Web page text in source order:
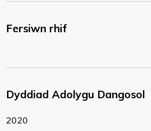
Fersiwn rhif
Dyddiad Adolygu Dangosol
2020